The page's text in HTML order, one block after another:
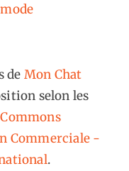
de Mon Chat
selon les
Commerciale -
.